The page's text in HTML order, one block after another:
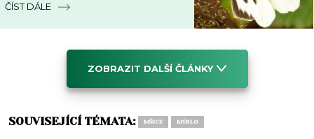
ČÍST DÁLE
ZOBRAZIT DALŠÍ ČLÁNKY
SOUVISEJÍCÍ TÉMATA: MŠICE MÝDLO